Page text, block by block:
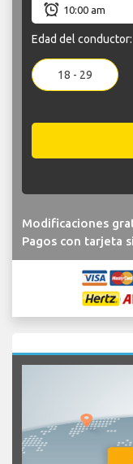
Edad del conductor:
18 - 29
Modificaciones
Pagos con tarjeta